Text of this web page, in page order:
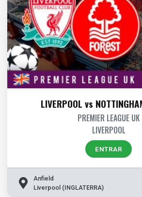
LIVERPOOL vs
PREMIER LEAGUE UK
LIVERPOOL
ENTRAR
Anfield
Liverpool (INGLATERRA)